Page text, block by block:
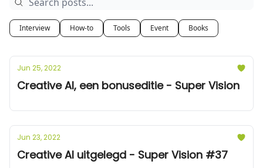
Interview How-to Tools Event Books
Jun 25, 2022
Creative AI, een bonuseditie - Super Vision
Jun 23, 2022
Creative AI uitgelegd - Super Vision #37